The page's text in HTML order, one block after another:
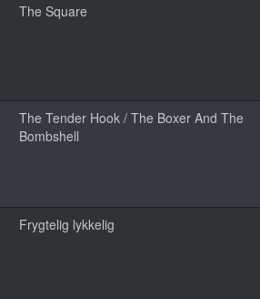
The Square
The Tender Hook / The Boxer And The
Bombshell
Frygtelig lykkelig